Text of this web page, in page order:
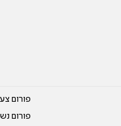
פורום
פורום